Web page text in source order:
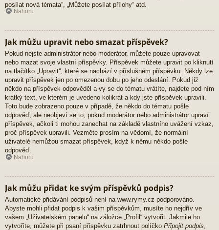
posílat nová témata“, „Můžete posílat přílohy“ atd.
Nahoru
Jak můžu upravit nebo smazat příspěvek?
Pokud nejste administrátor nebo moderátor, můžete pouze upravovat
nebo mazat svoje vlastní příspěvky. Příspěvek můžete upravit po kliknutí
na tlačítko „Upravit“, které se nachází v příslušném příspěvku. Někdy lze
upravit příspěvek jen po omezenou dobu po jeho odeslání. Pokud již
někdo na příspěvek odpověděl a vy se do tématu vrátíte, najdete pod ním
krátký text, ve kterém je uvedeno kolikrát a kdy jste příspěvek upravili.
Toto bude zobrazeno pouze v případě, že někdo do tématu pošle
odpověď, ale neobjeví se to, pokud moderátor nebo administrátor upraví
příspěvek, ačkoli ti mohou zanechat na základě vlastního uvážení vzkaz,
proč příspěvek upravili. Vezměte prosím na vědomí, že normální
uživatelé nemůžou smazat příspěvek, když k němu někdo pošle
odpověď.
Nahoru
Jak můžu přidat ke svým příspěvků podpis?
Automatické přidávání podpisů není na www.rymy.cz podporováno.
Abyste mohli přidat podpis k vašim příspěvkům, musíte ho nejdřív ve
vašem „Uživatelském panelu“ na záložce „Profil“ vytvořit. Jakmile ho
vytvoříte, můžete při psaní příspěvku zatrhnout políčko Připojit podpis